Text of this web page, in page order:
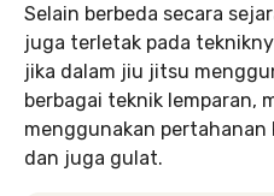
Selain berbeda secara
juga terletak pada
jika dalam jiu jitsu
berbagai teknik lemparan,
menggunakan
dan juga gulat.